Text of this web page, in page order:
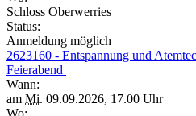
Schloss Oberwerries
Status:
Anmeldung möglich
2623160 - Entspannung und
Feierabend
Wann:
am Mi. 09.09.2026, 17.00 Uhr
Wo: